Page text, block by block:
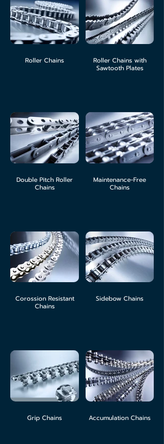
Roller Chains
Roller Chains with
Sawtooth Plates
Double Pitch Roller
Chains
Maintenance-Free
Chains
Corossion Resistant
Chains
Sidebow Chains
Grip Chains Accumulation Chains